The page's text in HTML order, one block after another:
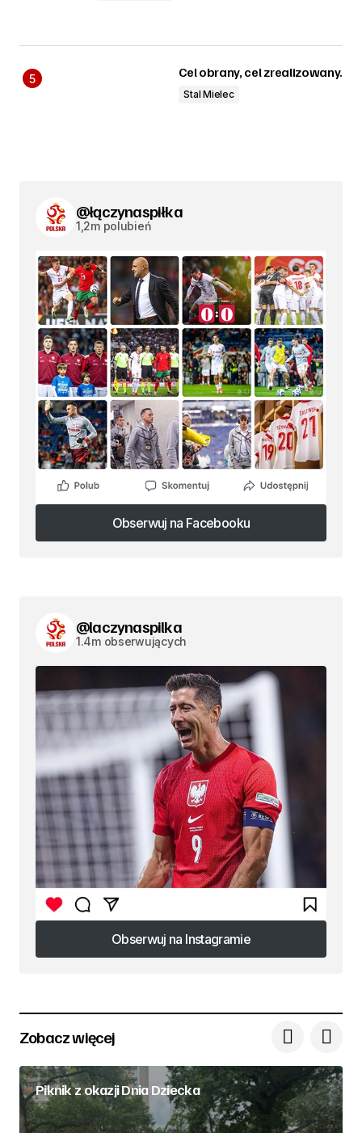
Cel obrany, cel zrealizowany.
Stal Mielec
@łączynaspiłka
1,2m polubień
Obserwuj na Facebooku
Obserwuj na Facebooku
@laczynaspilka
1.4m obserwujących
Obserwuj na Instagramie
Obserwuj na Instagramie
Zobacz więcej
Piknik z okazji Dnia Dziecka